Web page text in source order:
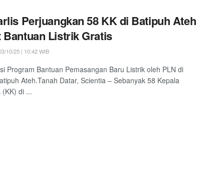
Perjuangkan 58 KK di Batipuh Ateh
Bantuan Listrik Gratis
10/25 | 10:42 WIB
Program Bantuan Pemasangan Baru Listrik oleh PLN di
Ateh.Tanah Datar, Scientia – Sebanyak 58 Kepala
(KK) di ...